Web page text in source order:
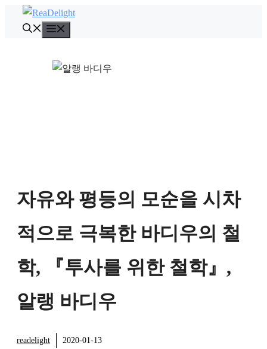
뉴
자유와 평등의 모순을 시차
적으로 극복한 바디우의 철
학, 『투사를 위한 철학』,
알랭 바디우
readelight 2020-01-13